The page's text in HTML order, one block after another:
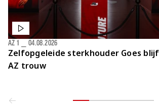
Zelfopgeleide sterkhouder Goes
AZ trouw
AZ 1 04.08.2026